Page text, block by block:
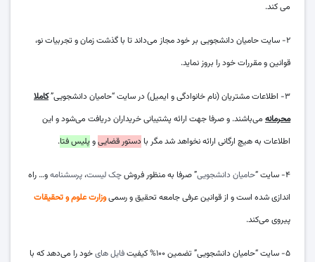
می کند.
۲- سایت حامیان دانشجویی بر خود مجاز می‌داند تا با گذشت زمان و تجربیات نو،
قوانین و مقررات خود را بروز نماید.
۳- اطلاعات مشتریان (نام خانوادگی و ایمیل) در سایت “حامیان دانشجویی”
کاملا
محرمانه می‌باشند. و صرفا جهت ارائه پشتیبانی خریداران دریافت می‌شود و این
اطلاعات به هیچ ارگانی ارائه نخواهد شد مگر با دستور قضاییوپلیس فتا.
۴- سایت “ حامیان دانشجویی” صرفا به منظور فروشچک لیست،پرسشنامهو… راه
اندازی شده است و از قوانین عرفی جامعه تحقیق و رسمیوزارت علوم و تحقیقات
پیروی می‌کند.
۵- سایت “حامیان دانشجویی” تضمین ۱۰۰% کیفیت فایل هایخود را می‌دهد که با